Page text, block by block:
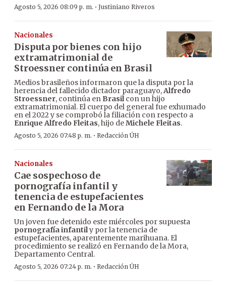
Agosto 5, 2026 08:09 p. m. · Justiniano Riveros
Nacionales
Disputa por bienes con hijo
extramatrimonial de
Stroessner continúa en Brasil
Medios brasileños informaron que la disputa por la
herencia del fallecido dictador paraguayo,Alfredo
Stroessner, continúa en Brasilcon un hijo
extramatrimonial. El cuerpo del general fue exhumado
en el 2022 y se comprobó la filiación con respecto a
Enrique Alfredo Fleitas, hijo deMichele Fleitas.
Agosto 5, 2026 07:48 p. m. · Redacción ÚH
Nacionales
Cae sospechoso de
pornografía infantil y
tenencia de estupefacientes
en Fernando de la Mora
Un joven fue detenido este miércoles por supuesta
pornografía infantily por la tenencia de
estupefacientes, aparentemente marihuana. El
procedimiento se realizó en Fernando de la Mora,
Departamento Central.
Agosto 5, 2026 07:24 p. m. · Redacción ÚH